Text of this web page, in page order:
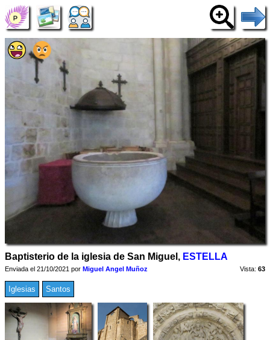
Baptisterio de la iglesia de San Miguel, ESTELLA
Enviada el 21/10/2021 por Miguel Angel Muñoz Vista: 63
Iglesias Santos